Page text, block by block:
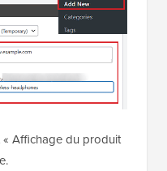
« Affichage du produit